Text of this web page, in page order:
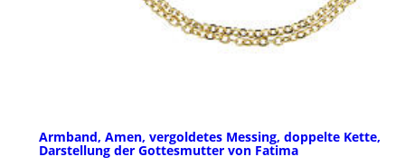
Armband, Amen, vergoldetes Messing, doppelte Kette,
Darstellung der Gottesmutter von Fatima